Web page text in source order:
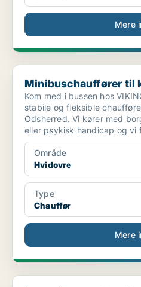
Mere
Minibuschauffører til kørsel i
Minibuschauffører til
Kom med i bussen hos
stabile og fleksible
Odsherred. Vi kører med
eller psykisk handicap og vi
Område
Hvidovre
Type
Chauffør
Mere
[xxxxx] søger chauffører til